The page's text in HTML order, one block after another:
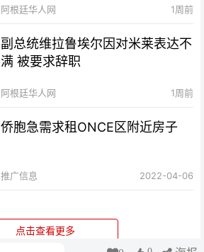
阿根廷华人网 1周前
副总统维拉鲁埃尔因对米莱表达不
满 被要求辞职
阿根廷华人网 1周前
侨胞急需求租ONCE区附近房子
推广信息 2022-04-06
点击查看更多